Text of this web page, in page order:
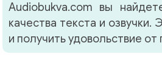
Audiobukva.com вы
качества текста и
и получить удовольствие